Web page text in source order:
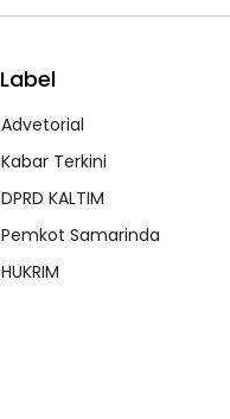
Label
Advetorial
Kabar Terkini
DPRD KALTIM
Pemkot Samarinda
HUKRIM